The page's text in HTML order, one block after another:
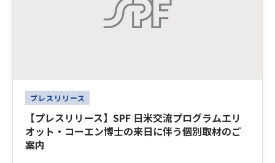
プレスリリース
【プレスリリース】SPF 日米交流プログラムエリ
オット・コーエン博士の来日に伴う個別取材のご
案内